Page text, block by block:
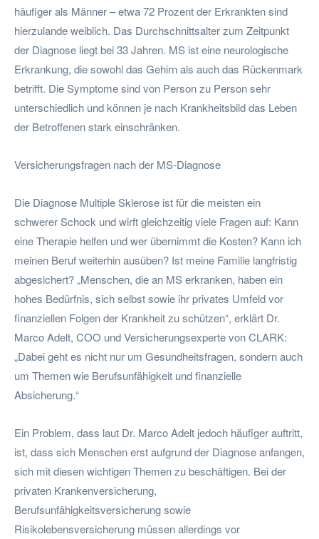
häufiger als Männer – etwa 72 Prozent der Erkrankten sind
hierzulande weiblich. Das Durchschnittsalter zum Zeitpunkt
der Diagnose liegt bei 33 Jahren. MS ist eine neurologische
Erkrankung, die sowohl das Gehirn als auch das Rückenmark
betrifft. Die Symptome sind von Person zu Person sehr
unterschiedlich und können je nach Krankheitsbild das Leben
der Betroffenen stark einschränken.
Versicherungsfragen nach der MS-Diagnose
Die Diagnose Multiple Sklerose ist für die meisten ein
schwerer Schock und wirft gleichzeitig viele Fragen auf: Kann
eine Therapie helfen und wer übernimmt die Kosten? Kann ich
meinen Beruf weiterhin ausüben? Ist meine Familie langfristig
abgesichert? „Menschen, die an MS erkranken, haben ein
hohes Bedürfnis, sich selbst sowie ihr privates Umfeld vor
finanziellen Folgen der Krankheit zu schützen“, erklärt Dr.
Marco Adelt, COO und Versicherungsexperte von CLARK:
„Dabei geht es nicht nur um Gesundheitsfragen, sondern auch
um Themen wie Berufsunfähigkeit und finanzielle
Absicherung.“
Ein Problem, dass laut Dr. Marco Adelt jedoch häufiger auftritt,
ist, dass sich Menschen erst aufgrund der Diagnose anfangen,
sich mit diesen wichtigen Themen zu beschäftigen. Bei der
privaten Krankenversicherung,
Berufsunfähigkeitsversicherung sowie
Risikolebensversicherung müssen allerdings vor